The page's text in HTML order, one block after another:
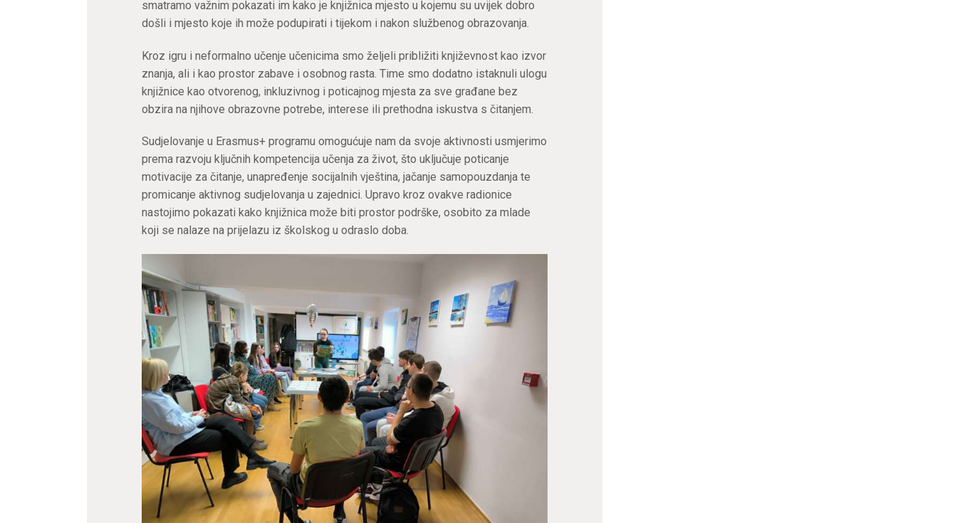
smatramo važnim pokazati im kako je knjižnica mjesto u kojemu su uvijek dobro
došli i mjesto koje ih može podupirati i tijekom i nakon službenog obrazovanja.
Kroz igru i neformalno učenje učenicima smo željeli približiti književnost kao izvor
znanja, ali i kao prostor zabave i osobnog rasta. Time smo dodatno istaknuli ulogu
knjižnice kao otvorenog, inkluzivnog i poticajnog mjesta za sve građane bez
obzira na njihove obrazovne potrebe, interese ili prethodna iskustva s čitanjem.
Sudjelovanje u Erasmus+ programu omogućuje nam da svoje aktivnosti usmjerimo
prema razvoju ključnih kompetencija učenja za život, što uključuje poticanje
motivacije za čitanje, unapređenje socijalnih vještina, jačanje samopouzdanja te
promicanje aktivnog sudjelovanja u zajednici. Upravo kroz ovakve radionice
nastojimo pokazati kako knjižnica može biti prostor podrške, osobito za mlade
koji se nalaze na prijelazu iz školskog u odraslo doba.